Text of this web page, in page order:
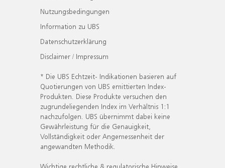
Nutzungsbedingungen
Information zu UBS
Datenschutzerklärung
Disclaimer / Impressum
* Die UBS Echtzeit- Indikationen basieren auf
Quotierungen von UBS emittierten Index-
Produkten. Diese Produkte versuchen den
zugrundeliegenden Index im Verhältnis 1:1
nachzufolgen. UBS übernimmt dabei keine
Gewährleistung für die Genauigkeit,
Vollständigkeit oder Angemessenheit der
angewandten Methodik.